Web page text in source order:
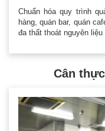
Chuẩn hóa quy trình
hàng, quán bar, quán
đa thất thoát nguyên liệu
Cân